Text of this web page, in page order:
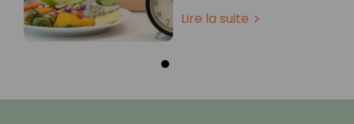
Lire la suite